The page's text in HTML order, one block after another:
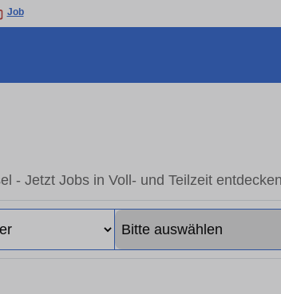
Job
- Jetzt Jobs in Voll- und Teilzeit entdecken